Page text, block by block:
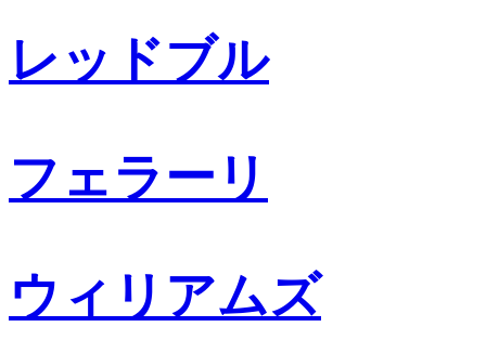
レッドブル
フェラーリ
ウィリアムズ